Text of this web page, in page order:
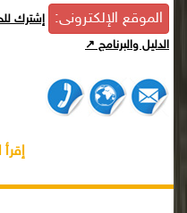
الموقع الإلكترونى: إشترك
الدليل والبرنامج ↗